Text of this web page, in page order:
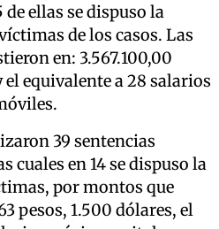
ellas se dispuso la
de los casos. Las
en: 3.567.100,00
el equivalente a 28 salarios
39 sentencias
cuales en 14 se dispuso la
por montos que
pesos, 1.500 dólares, el